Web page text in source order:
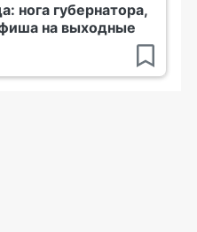
нога губернатора,
на выходные